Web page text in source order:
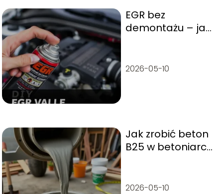
EGR bez
demontażu – jak
2026-05-10
Jak zrobić beton
B25 w betoniarce
2026-05-10